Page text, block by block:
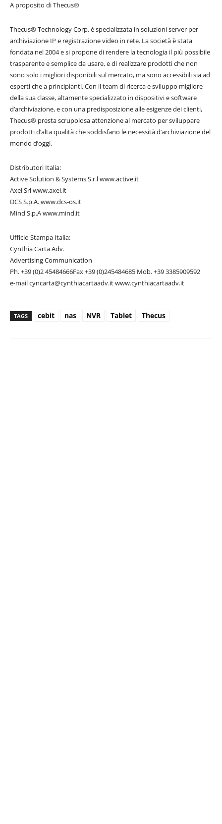
A proposito di Thecus®
Thecus® Technology Corp. è specializzata in soluzioni server per
archiviazione IP e registrazione video in rete. La società è stata
fondata nel 2004 e si propone di rendere la tecnologia il più possibile
trasparente e semplice da usare, e di realizzare prodotti che non
sono solo i migliori disponibili sul mercato, ma sono accessibili sia ad
esperti che a principianti. Con il team di ricerca e sviluppo migliore
della sua classe, altamente specializzato in dispositivi e software
d’archiviazione, e con una predisposizione alle esigenze dei clienti,
Thecus® presta scrupolosa attenzione al mercato per sviluppare
prodotti d’alta qualità che soddisfano le necessità d’archiviazione del
mondo d’oggi.
Distributori Italia:
Active Solution & Systems S.r.l www.active.it
Axel Srl www.axel.it
DCS S.p.A. www.dcs-os.it
Mind S.p.A www.mind.it
Ufficio Stampa Italia:
Cynthia Carta Adv.
Advertising Communication
Ph. +39 (0)2 45484666Fax +39 (0)245484685 Mob. +39 3385909592
e-mailcyncarta@cynthiacartaadv.itwww.cynthiacartaadv.it
TAGS cebit nas NVR Tablet Thecus